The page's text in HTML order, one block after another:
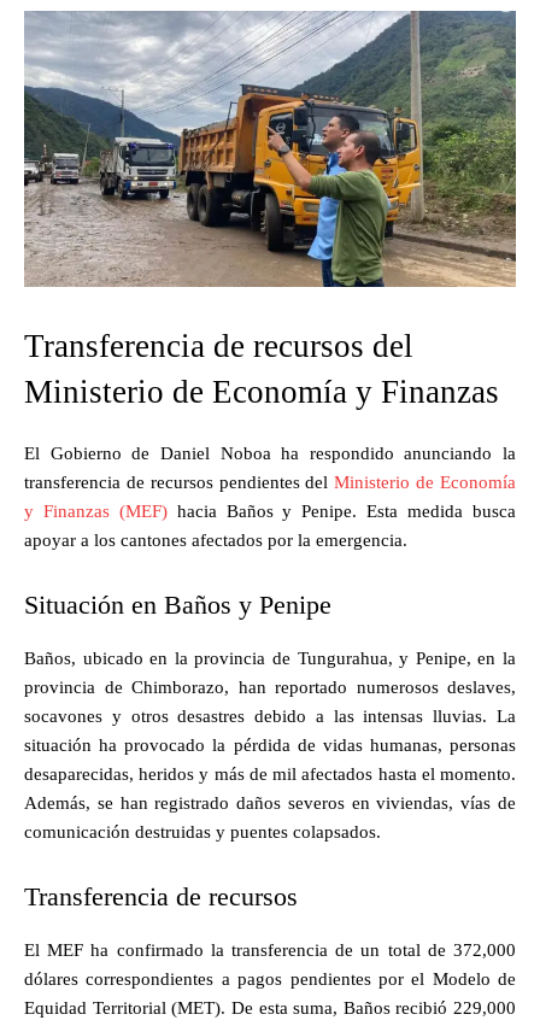
Transferencia de recursos del
Ministerio de Economía y Finanzas
El Gobierno de Daniel Noboa ha respondido anunciando la
transferencia de recursos pendientes delMinisterio de Economía
y Finanzas (MEF)hacia Baños y Penipe. Esta medida busca
apoyar a los cantones afectados por la emergencia.
Situación en Baños y Penipe
Baños, ubicado en la provincia de Tungurahua, y Penipe, en la
provincia de Chimborazo, han reportado numerosos deslaves,
socavones y otros desastres debido a las intensas lluvias. La
situación ha provocado la pérdida de vidas humanas, personas
desaparecidas, heridos y más de mil afectados hasta el momento.
Además, se han registrado daños severos en viviendas, vías de
comunicación destruidas y puentes colapsados.
Transferencia de recursos
El MEF ha confirmado la transferencia de un total de 372,000
dólares correspondientes a pagos pendientes por el Modelo de
Equidad Territorial (MET). De esta suma, Baños recibió 229,000